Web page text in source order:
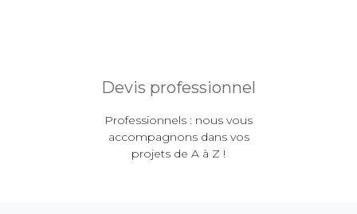
Devis professionnel
Professionnels : nous vous
accompagnons dans vos
projets de A à Z !